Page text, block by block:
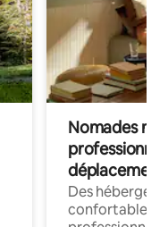
Nomades
déplacement
Des
confortables